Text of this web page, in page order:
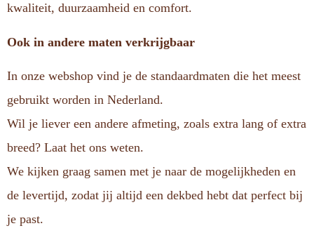
kwaliteit, duurzaamheid en comfort.
Ook in andere maten verkrijgbaar
In onze webshop vind je de standaardmaten die het meest
gebruikt worden in Nederland.
Wil je liever een andere afmeting, zoals extra lang of extra
breed? Laat het ons weten.
We kijken graag samen met je naar de mogelijkheden en
de levertijd, zodat jij altijd een dekbed hebt dat perfect bij
je past.